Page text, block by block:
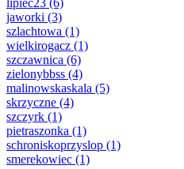
jaworki (3)
szlachtowa (1)
wielkirogacz (1)
szczawnica (6)
zielonybbss (4)
malinowskaskala (5)
skrzyczne (4)
szczyrk (1)
pietraszonka (1)
schroniskoprzyslop (1)
smerekowiec (1)